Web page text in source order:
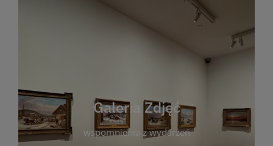
Galeria Zdjęć
wspomnienia z wydarzeń
Galeria Zdjęć
wspomnienia z wydarzeń, spotkań i projektów
którym można zobaczyć, jak żyje nasza biblioteka
i jej społeczność. Zdjęcia dokumentują zarówno
uroczyste chwile, jak i codzienne aktywności
czytelników. Regularnie dodajemy nowe galerie,